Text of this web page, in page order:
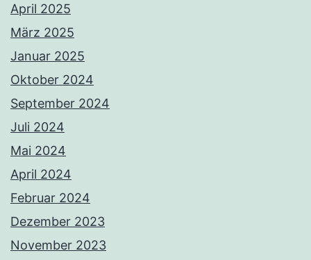
April 2025
März 2025
Januar 2025
Oktober 2024
September 2024
Juli 2024
Mai 2024
April 2024
Februar 2024
Dezember 2023
November 2023